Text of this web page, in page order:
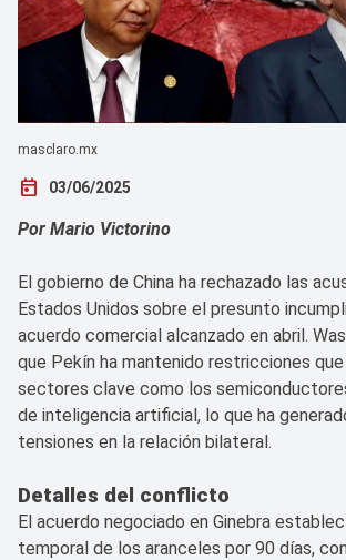
masclaro.mx
today 03/06/2025
Por Mario Victorino
El gobierno de China ha rechazado las
Estados Unidos sobre el presunto
acuerdo comercial alcanzado en abril.
que Pekín ha mantenido restricciones
sectores clave como los
de inteligencia artificial, lo que ha
tensiones en la relación bilateral.
Detalles del conflicto
El acuerdo negociado en Ginebra
temporal de los aranceles por 90 días,